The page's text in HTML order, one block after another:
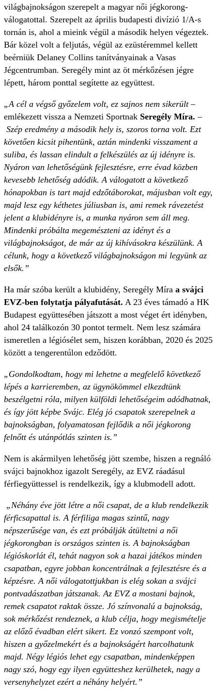
világbajnokságon szerepelt a magyar női jégkorong-
válogatottal. Szerepelt az április budapesti divízió 1/A-s
tornán is, ahol a mieink végül a második helyen végeztek.
Bár közel volt a feljutás, végül az ezüstéremmel kellett
beérniük Delaney Collins tanítványainak a Vasas
Jégcentrumban. Seregély mint az öt mérkőzésen jégre
lépett, három ponttal segítette az együttest.
„A cél a végső győzelem volt, ez sajnos nem sikerült–
emlékezett vissza a Nemzeti Sportnak Seregély Míra.–
Szép eredmény a második hely is, szoros torna volt. Ezt
követően kicsit pihentünk, aztán mindenki visszament a
suliba, és lassan elindult a felkészülés az új idényre is.
Nyáron van lehetőségünk fejlesztésre, erre évad közben
kevesebb lehetőség adódik. A válogatott a következő
hónapokban is tart majd edzőtáborokat, májusban volt egy,
majd lesz egy kéthetes júliusban is, ami remek rávezetést
jelent a klubidényre is, a munka nyáron sem áll meg.
Mindenki próbálta megemészteni az idényt és a
világbajnokságot, de már az új kihívásokra készülünk. A
célunk, hogy a következő világbajnokságon mi legyünk az
elsők.”
Ha már szóba került a klubidény, Seregély Míra a svájci
EVZ-ben folytatja pályafutását. A 23 éves támadó a HK
Budapest együttesében játszott a most véget ért idényben,
ahol 24 találkozón 30 pontot termelt. Nem lesz számára
ismeretlen a légiósélet sem, hiszen korábban, 2020 és 2025
között a tengerentúlon edződött.
„Gondolkodtam, hogy mi lehetne a megfelelő következő
lépés a karrieremben, az ügynökömmel elkezdtünk
beszélgetni róla, milyen külföldi lehetőségeim adódhatnak,
és így jött képbe Svájc. Elég jó csapatok szerepelnek a
bajnokságban, folyamatosan fejlődik a női jégkorong
felnőtt és utánpótlás szinten is.”
Nem is akármilyen lehetőség jött szembe, hiszen a regnáló
svájci bajnokhoz igazolt Seregély, az EVZ ráadásul
férfiegyüttessel is rendelkezik, így a klubmodell adott.
„Néhány éve jött létre a női csapat, de a klub rendelkezik
férficsapattal is. A férfiliga magas szintű, nagy
népszerűsége van, és ezt próbálják átültetni a női
jégkorongban is országos szinten is. A bajnokságban
légióskorlát él, tehát nagyon sok a hazai játékos minden
csapatban, egyre jobban koncentrálnak a fejlesztésre és a
képzésre. A női válogatottjukban is elég sokan a svájci
pontvadászatban játszanak. Az EVZ a mostani bajnok,
remek csapatot raktak össze. Jó színvonalú a bajnokság,
sok mérkőzést rendeznek, a klub célja, hogy megismételje
az előző évadban elért sikert. Ez vonzó szempont volt,
hiszen a győzelmekért és a bajnokságért harcolhatunk
majd. Négy légiós lehet egy csapatban, mindenképpen
nagy szó, hogy egy ilyen együtteshez kerülhetek, nagy a
versenyhelyzet ezért a néhány helyért.”